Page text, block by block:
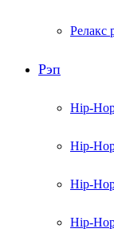
Релакс
Рэп
Hip-
Hip-
Hip-
Hip-